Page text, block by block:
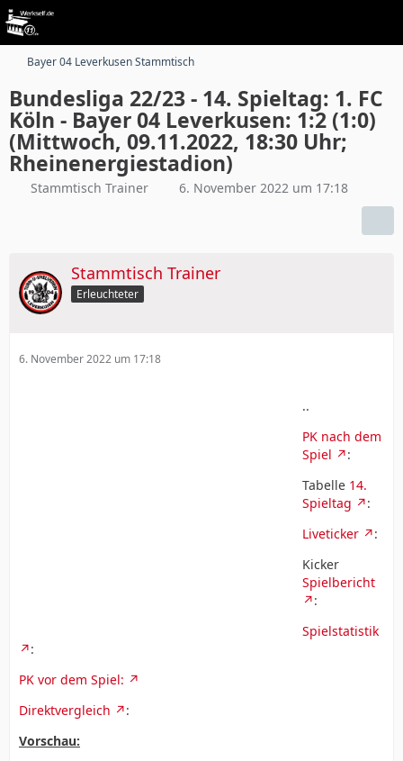
Bayer 04 Leverkusen Stammtisch
Bundesliga 22/23 - 14. Spieltag: 1. FC
Köln - Bayer 04 Leverkusen: 1:2 (1:0)
(Mittwoch, 09.11.2022, 18:30 Uhr;
Rheinenergiestadion)
Stammtisch Trainer 6. November 2022 um 17:18
Stammtisch Trainer
Erleuchteter
6. November 2022 um 17:18
..
PK nach dem
Spiel
:
Tabelle 14.
Spieltag
:
Liveticker
:
Kicker
Spielbericht
:
Spielstatistik
:
PK vor dem Spiel:
Direktvergleich
:
Vorschau: